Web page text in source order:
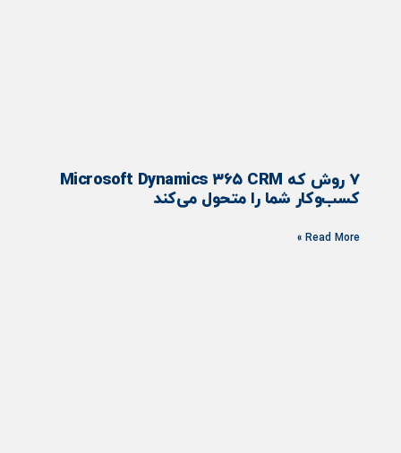
۷ روش که Microsoft Dynamics ۳۶۵ CRM
کسب‌وکار شما را متحول می‌کند
Read More »